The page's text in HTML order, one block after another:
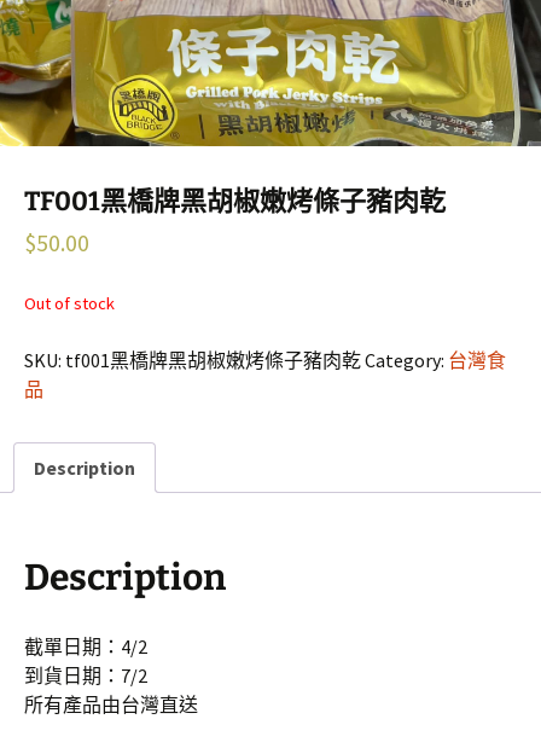
TF001黑橋牌黑胡椒嫩烤條子豬肉乾
$50.00
Out of stock
SKU: tf001黑橋牌黑胡椒嫩烤條子豬肉乾Category: 台灣食
品
Description
Description
截單日期：4/2
到貨日期：7/2
所有產品由台灣直送